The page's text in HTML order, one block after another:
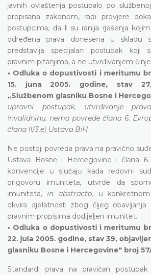
javnih ovlaštenja postupalo po
propisana zakonom, radi provjere
postupcima, da li su ranija rješenja
određena prava donesena u skladu
predstavlja specijalan postupak koji
pravnim pitanjima, a ne utvrđivanjem
• Odluka o dopustivosti i meritumu
15. juna 2005. godine, stav
„Službenom glasniku Bosne i
upravni postupak, utvrđivanje
invalidninu, nema povrede člana 6.
člana II/3.e) Ustava BiH
Ne postoji povreda prava na pravično
Ustava Bosne i Hercegovine i člana
konvencije u slučaju kada redovni
prigovoru imuniteta, utvrde da
imuniteta, in abstracto, u
okvira djelatnosti zbog čijeg
pravnim propisima dodijeljen imunitet.
• Odluka o dopustivosti i meritumu
22. jula 2005. godine, stav 39,
glasniku Bosne i Hercegovine" broj
Standardi prava na pravičan